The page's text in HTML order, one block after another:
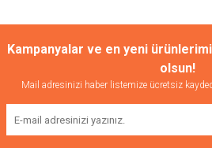
Kampanyalar ve en yeni
olsun!
Mail adresinizi haber listemize ücretsiz